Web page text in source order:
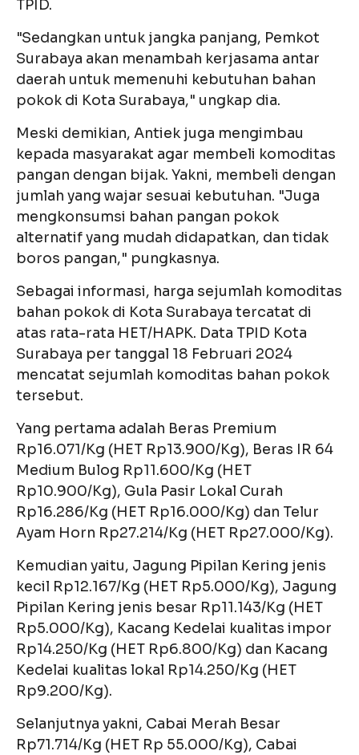
TPID.
"Sedangkan untuk jangka panjang, Pemkot
Surabaya akan menambah kerjasama antar
daerah untuk memenuhi kebutuhan bahan
pokok di Kota Surabaya," ungkap dia.
Meski demikian, Antiek juga mengimbau
kepada masyarakat agar membeli komoditas
pangan dengan bijak. Yakni, membeli dengan
jumlah yang wajar sesuai kebutuhan. "Juga
mengkonsumsi bahan pangan pokok
alternatif yang mudah didapatkan, dan tidak
boros pangan," pungkasnya.
Sebagai informasi, harga sejumlah komoditas
bahan pokok di Kota Surabaya tercatat di
atas rata-rata HET/HAPK. Data TPID Kota
Surabaya per tanggal 18 Februari 2024
mencatat sejumlah komoditas bahan pokok
tersebut.
Yang pertama adalah Beras Premium
Rp16.071/Kg (HET Rp13.900/Kg), Beras IR 64
Medium Bulog Rp11.600/Kg (HET
Rp10.900/Kg), Gula Pasir Lokal Curah
Rp16.286/Kg (HET Rp16.000/Kg) dan Telur
Ayam Horn Rp27.214/Kg (HET Rp27.000/Kg).
Kemudian yaitu, Jagung Pipilan Kering jenis
kecil Rp12.167/Kg (HET Rp5.000/Kg), Jagung
Pipilan Kering jenis besar Rp11.143/Kg (HET
Rp5.000/Kg), Kacang Kedelai kualitas impor
Rp14.250/Kg (HET Rp6.800/Kg) dan Kacang
Kedelai kualitas lokal Rp14.250/Kg (HET
Rp9.200/Kg).
Selanjutnya yakni, Cabai Merah Besar
Rp71.714/Kg (HET Rp 55.000/Kg), Cabai